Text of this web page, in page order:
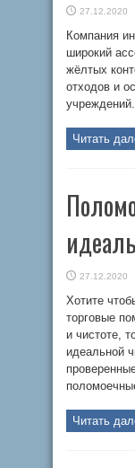
27.12.2020
Компания
широкий
жёлтых
отходов и
учреждений.
Читать
27.12.2020
Хотите
торговые
и чистоте,
идеальной
Читать